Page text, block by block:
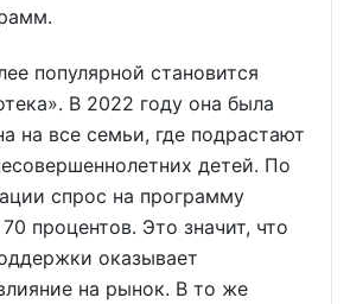
популярной становится
В 2022 году она была
на все семьи, где подрастают
детей. По
спрос на программу
процентов. Это значит, что
оказывает
на рынок. В то же